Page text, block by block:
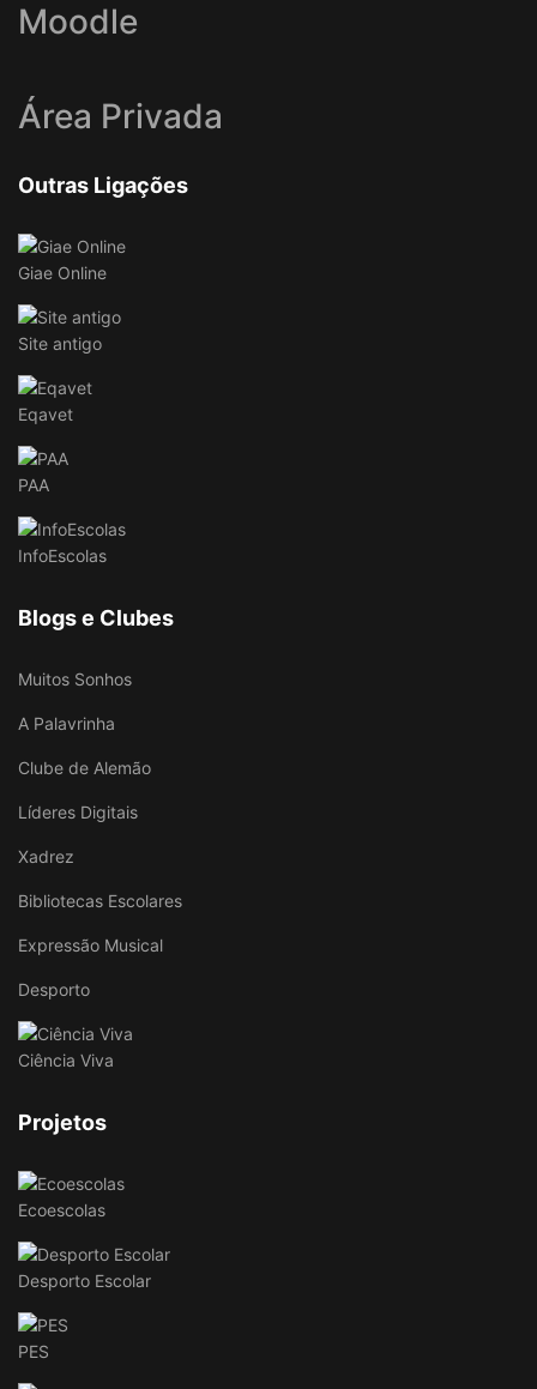
Moodle
Área Privada
Outras Ligações
Giae Online
Site antigo
Eqavet
PAA
InfoEscolas
Blogs e Clubes
Muitos Sonhos
A Palavrinha
Clube de Alemão
Líderes Digitais
Xadrez
Bibliotecas Escolares
Expressão Musical
Desporto
Ciência Viva
Projetos
Ecoescolas
Desporto Escolar
PES